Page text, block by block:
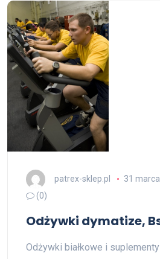
patrex-sklep.pl 31
(0)
Odżywki dymatize,
Odżywki białkowe i